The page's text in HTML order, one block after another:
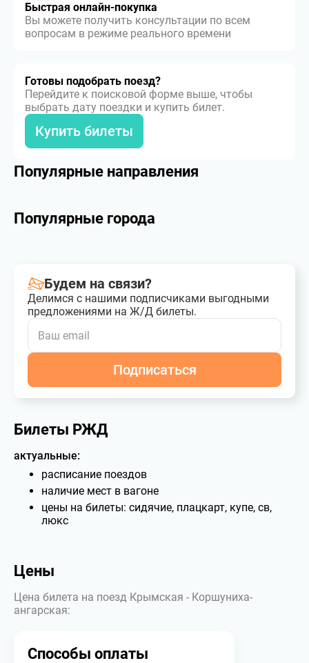
Быстрая онлайн-покупка
Вы можете получить консультации по всем
вопросам в режиме реального времени
Готовы подобрать поезд?
Перейдите к поисковой форме выше, чтобы
выбрать дату поездки и купить билет.
Купить билеты
Популярные направления
Популярные города
Будем на связи?
Делимся с нашими подписчиками выгодными
предложениями на Ж/Д билеты.
Подписаться
Билеты РЖД
актуальные:
расписание поездов
наличие мест в вагоне
цены на билеты: сидячие, плацкарт, купе, св,
люкс
Цены
Цена билета на поезд Крымская - Коршуниха-
ангарская:
Способы оплаты